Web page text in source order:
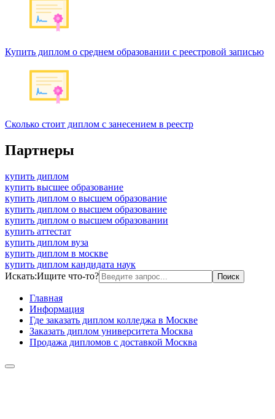
Купить диплом о среднем образовании с реестровой записью
Сколько стоит диплом с занесением в реестр
Партнеры
купить диплом
купить высшее образование
купить диплом о высшем образование
купить диплом о высшем образование
купить диплом о высшем образовании
купить аттестат
купить диплом вуза
купить диплом в москве
купить диплом кандидата наук
Искать:Ищите что-то?
Главная
Информация
Где заказать диплом колледжа в Москве
Заказать диплом университета Москва
Продажа дипломов с доставкой Москва